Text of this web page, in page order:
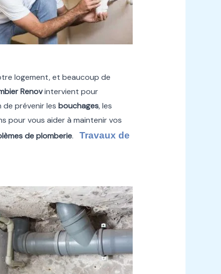
logement, et beaucoup de
Renovintervient pour
de prévenir les bouchages, les
pour vous aider à maintenir vos
de plomberie. Travaux de